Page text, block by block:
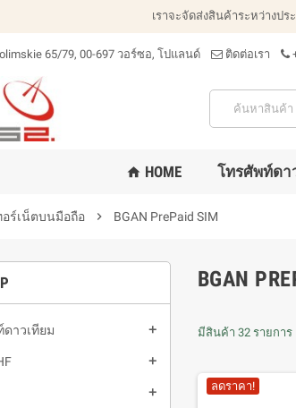
เราจะจัดส่งสินค้าระหว่างป
65/79, 00-697 วอร์ซอ, โปแลนด์ ติดต่อเรา
home HOME โทรศัพท์ดา
อร์เน็ตบนมือถือ chevron_right BGAN PrePaid SIM
าวเทียม add
add
add
BGAN
มีสินค้า 32 รายการ
ลดราคา!